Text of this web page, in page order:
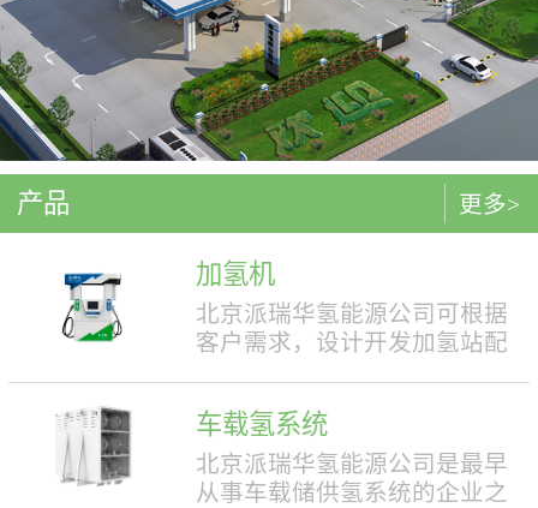
产品
加氢机
北京派瑞华氢能源公司可根据
客户需求，设计开发加氢站配
结构设计合理，便于操作，外
形美观，安全性强。具有双面
液晶显示屏，能支持IC卡、移
车载氢系统
北京派瑞华氢能源公司是最早
从事车载储供氢系统的企业之
更多>